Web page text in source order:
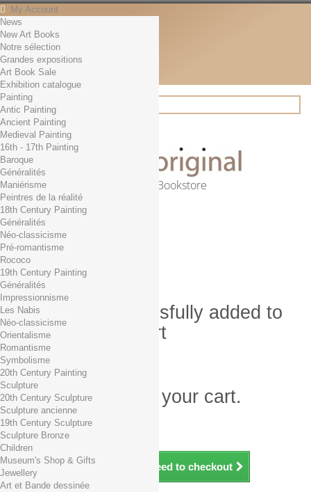
My Account
Contact
English
English
Français
News
Search
Online Art Bookstore
Cart (empty)
No products
Free shipping!
0,00 € Total
Check out
Product successfully added to
your shopping cart
Quantity
Total
There is 1 item in your cart.
Total products (tax incl.)
Total shipping TTC
Total (tax incl.)
Continue shopping Proceed to checkout
News
New Art Books
Notre sélection
Grandes expositions
Art Book Sale
Exhibition catalogue
Painting
Antic Painting
Ancient Painting
Medieval Painting
16th - 17th Painting
Baroque
Généralités
Maniérisme
Peintres de la réalité
18th Century Painting
Généralités
Néo-classicisme
Pré-romantisme
Rococo
19th Century Painting
Généralités
Impressionnisme
Les Nabis
Néo-classicisme
Orientalisme
Romantisme
Symbolisme
20th Century Painting
Sculpture
20th Century Sculpture
Sculpture ancienne
19th Century Sculpture
Sculpture Bronze
Children
Museum's Shop & Gifts
Jewellery
Art et Bande dessinée